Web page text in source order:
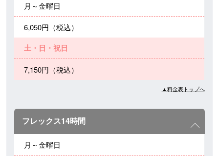
月～金曜日
6,050円（税込）
土・日・祝日
7,150円（税込）
▲料金表トップへ
フレックス14時間
月～金曜日